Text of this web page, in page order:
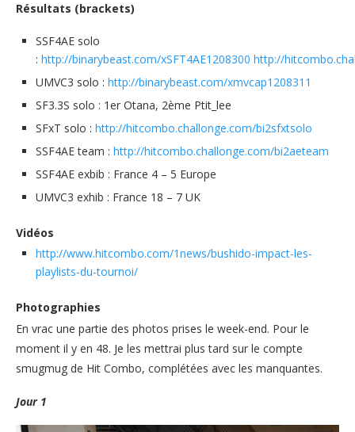
Résultats (brackets)
SSF4AE solo
: http://binarybeast.com/xSFT4AE1208300 http://
UMVC3 solo : http://binarybeast.com/xmvcap1208311
SF3.3S solo : 1er Otana, 2ème Ptit_lee
SFxT solo : http://hitcombo.challonge.com/bi2sfxtsolo
SSF4AE team : http://hitcombo.challonge.com/bi2aeteam
SSF4AE exbib : France 4 – 5 Europe
UMVC3 exhib : France 18 – 7 UK
Vidéos
http://www.hitcombo.com/1news/bushido-impact-les-
playlists-du-tournoi/
Photographies
En vrac une partie des photos prises le week-end. Pour le
moment il y en 48. Je les mettrai plus tard sur le compte
smugmug de Hit Combo, complétées avec les manquantes.
Jour 1